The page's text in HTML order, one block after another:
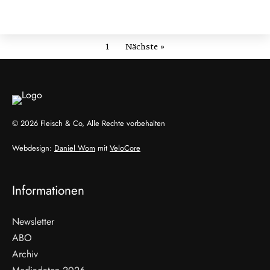
1 Nächste »
© 2026 Fleisch & Co, Alle Rechte vorbehalten
Webdesign: Daniel Wom mit VeloCore
Informationen
Newsletter
ABO
Archiv